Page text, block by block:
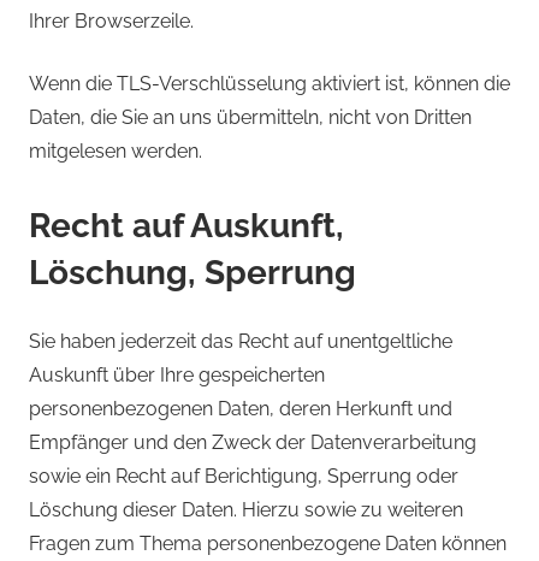
Ihrer Browserzeile.
Wenn die TLS-Verschlüsselung aktiviert ist, können die
Daten, die Sie an uns übermitteln, nicht von Dritten
mitgelesen werden.
Recht auf Auskunft,
Löschung, Sperrung
Sie haben jederzeit das Recht auf unentgeltliche
Auskunft über Ihre gespeicherten
personenbezogenen Daten, deren Herkunft und
Empfänger und den Zweck der Datenverarbeitung
sowie ein Recht auf Berichtigung, Sperrung oder
Löschung dieser Daten. Hierzu sowie zu weiteren
Fragen zum Thema personenbezogene Daten können